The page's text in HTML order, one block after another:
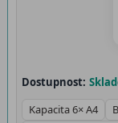
Dostupnost:
Kapacita 6× A4